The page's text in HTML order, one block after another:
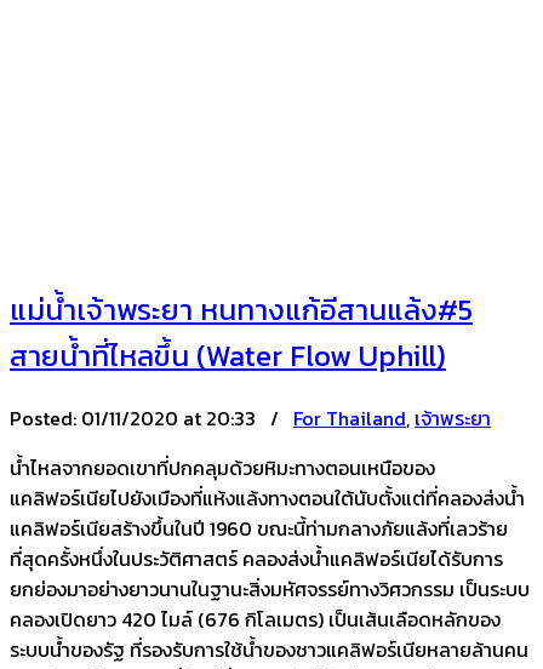
แม่น้ำเจ้าพระยา หนทางแก้อีสานแล้ง#5
สายน้ำที่ไหลขึ้น (Water Flow Uphill)
Posted: 01/11/2020 at 20:33 / For Thailand, เจ้าพระยา
น้ำไหลจากยอดเขาที่ปกคลุมด้วยหิมะทางตอนเหนือของ
แคลิฟอร์เนียไปยังเมืองที่แห้งแล้งทางตอนใต้นับตั้งแต่ที่คลองส่งน้ำ
แคลิฟอร์เนียสร้างขึ้นในปี 1960 ขณะนี้ท่ามกลางภัยแล้งที่เลวร้าย
ที่สุดครั้งหนึ่งในประวัติศาสตร์ คลองส่งน้ำแคลิฟอร์เนียได้รับการ
ยกย่องมาอย่างยาวนานในฐานะสิ่งมหัศจรรย์ทางวิศวกรรม เป็นระบบ
คลองเปิดยาว 420 ไมล์ (676 กิโลเมตร) เป็นเส้นเลือดหลักของ
ระบบน้ำของรัฐ ที่รองรับการใช้น้ำของชาวแคลิฟอร์เนียหลายล้านคน